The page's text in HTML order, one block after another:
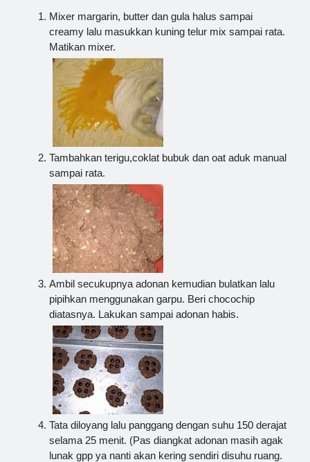
Mixer margarin, butter dan gula halus sampai
creamy lalu masukkan kuning telur mix sampai rata.
Matikan mixer.
Tambahkan terigu,coklat bubuk dan oat aduk manual
sampai rata.
Ambil secukupnya adonan kemudian bulatkan lalu
pipihkan menggunakan garpu. Beri chocochip
diatasnya. Lakukan sampai adonan habis.
Tata diloyang lalu panggang dengan suhu 150 derajat
selama 25 menit. (Pas diangkat adonan masih agak
lunak gpp ya nanti akan kering sendiri disuhu ruang.